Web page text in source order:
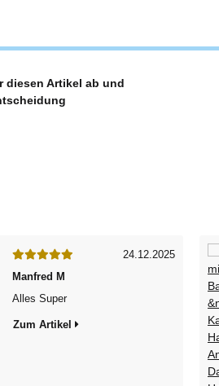
diesen Artikel ab und
24.12.2025
Manfred M
Alles Super
Zum Artikel